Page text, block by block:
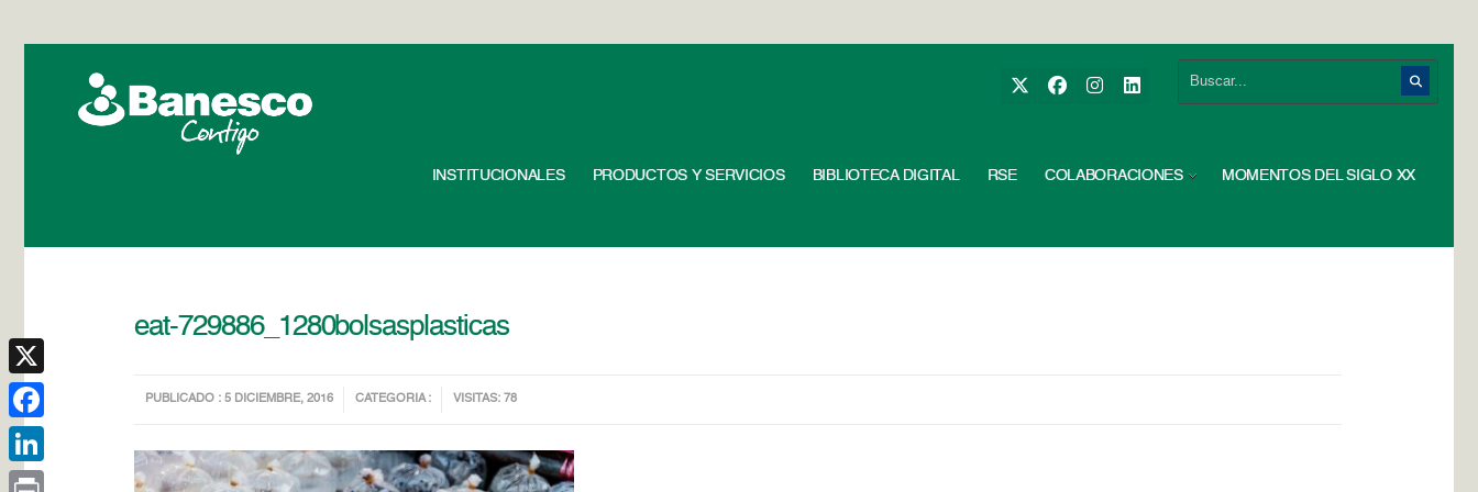
INSTITUCIONALES PRODUCTOS Y SERVICIOS BIBLIOTECA DIGITAL RSE COLABORACIONES MOMENTOS DEL SIGLO XX
eat-729886_1280bolsasplasticas
PUBLICADO : 5 DICIEMBRE, 2016 CATEGORIA : VISITAS: 78
X
Facebook
LinkedIn